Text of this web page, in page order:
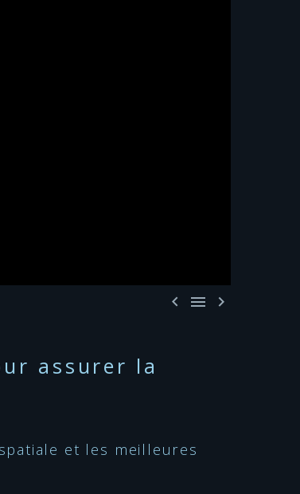
  
assurer la
et les meilleures